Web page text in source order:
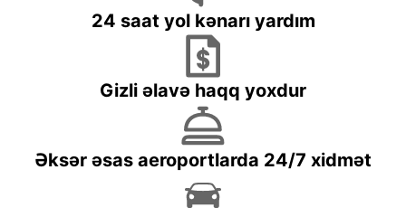
24 saat yol kənarı yardım
Gizli əlavə haqq yoxdur
Əksər əsas aeroportlarda 24/7 xidmət